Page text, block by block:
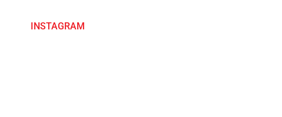
INSTAGRAM